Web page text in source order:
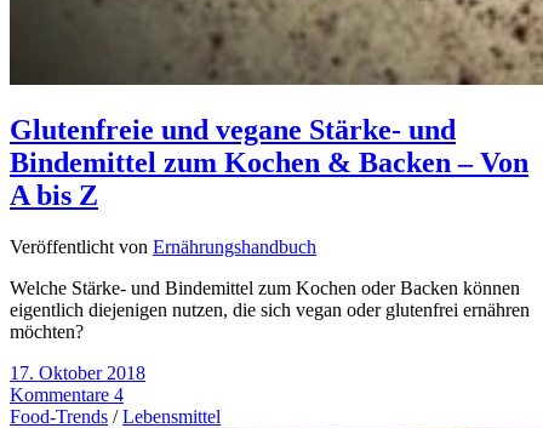
Glutenfreie und vegane Stärke- und
Bindemittel zum Kochen & Backen – Von
A bis Z
Veröffentlicht von Ernährungshandbuch
Welche Stärke- und Bindemittel zum Kochen oder Backen können
eigentlich diejenigen nutzen, die sich vegan oder glutenfrei ernähren
möchten?
17. Oktober 2018
Kommentare 4
Food-Trends /Lebensmittel